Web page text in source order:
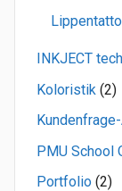
INKJECT
Koloristik (2)
PMU School
Portfolio (2)